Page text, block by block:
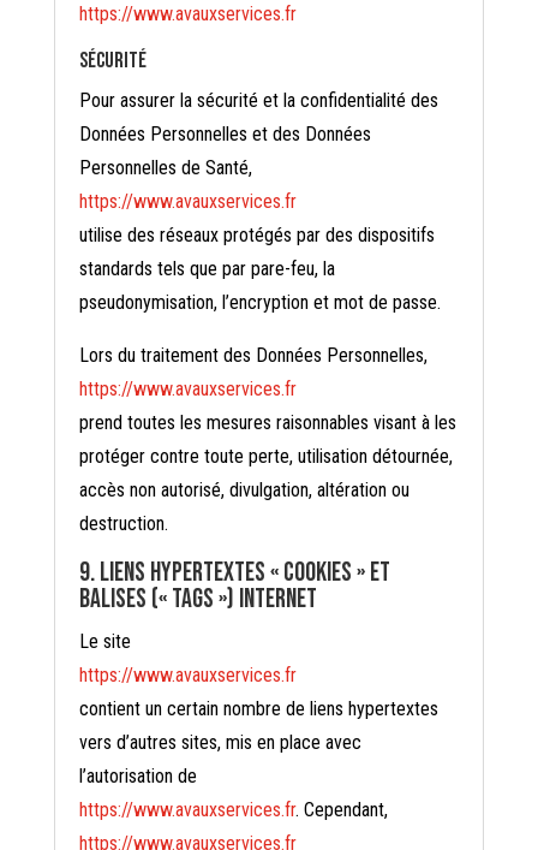
https://www.avauxservices.fr
Sécurité
Pour assurer la sécurité et la confidentialité des
Données Personnelles et des Données
Personnelles de Santé,
https://www.avauxservices.fr
utilise des réseaux protégés par des dispositifs
standards tels que par pare-feu, la
pseudonymisation, l’encryption et mot de passe.
Lors du traitement des Données Personnelles,
https://www.avauxservices.fr
prend toutes les mesures raisonnables visant à les
protéger contre toute perte, utilisation détournée,
accès non autorisé, divulgation, altération ou
destruction.
9. Liens hypertextes « cookies » et
balises (« tags ») internet
Le site
https://www.avauxservices.fr
contient un certain nombre de liens hypertextes
vers d’autres sites, mis en place avec
l’autorisation de
https://www.avauxservices.fr. Cependant,
https://www.avauxservices.fr